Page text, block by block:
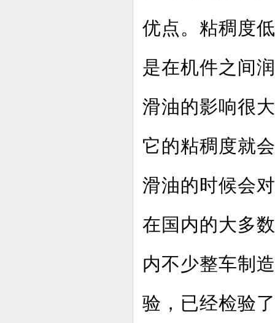
优点。粘稠度
是在机件之间
滑油的影响很
它的粘稠度就
滑油的时候会
在国内的大多
内不少整车制
验，已经检验